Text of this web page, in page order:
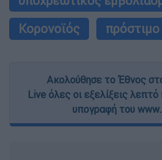
Κορονοϊός
πρόστιμο
Ακολούθησε το Έθνος
Live όλες οι εξελίξεις
υπογραφή του